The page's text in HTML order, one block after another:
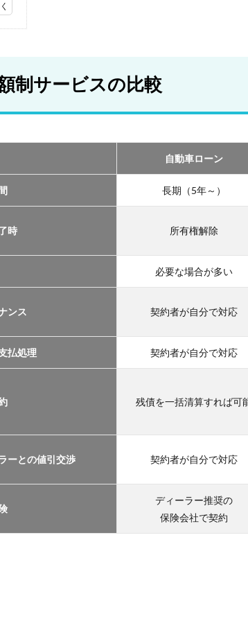
制サービスの比較
自動車ローン
長期（5年～）
時 所有権解除
必要な場合が多い
ンス 契約者が自分で対応
払処理 契約者が自分で対応
残債を一括清算すれば可
ーとの値引交渉 契約者が自分で対応
ディーラー推奨の
保険会社で契約